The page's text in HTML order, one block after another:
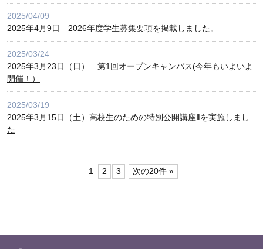
2025/04/09
2025年4月9日 2026年度学生募集要項を掲載しました。
2025/03/24
2025年3月23日（日） 第1回オープンキャンパス(今年もいよいよ
開催！）
2025/03/19
2025年3月15日（土）高校生のための特別公開講座Ⅱを実施しまし
た
1 2 3 次の20件 »